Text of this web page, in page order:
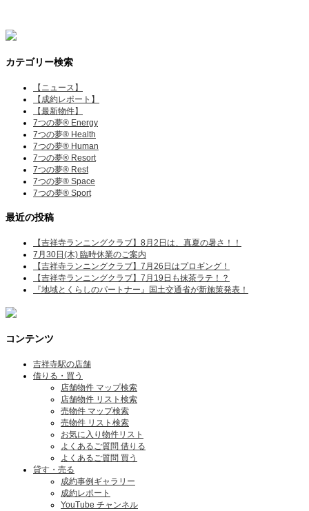
カテゴリー検索
【ニュース】
【成約レポート】
【最新物件】
7つの夢® Energy
7つの夢® Health
7つの夢® Human
7つの夢® Resort
7つの夢® Rest
7つの夢® Space
7つの夢® Sport
最近の投稿
【吉祥寺ランニングクラブ】8月2日は、真夏の暑さ！！
7月30日(木) 臨時休業のご案内
【吉祥寺ランニングクラブ】7月26日はプロギング！
【吉祥寺ランニングクラブ】7月19日も抹茶ラテ！？
『地域とくらしのパートナー』国土交通省が新施策発表！
コンテンツ
吉祥寺駅の店舗
借りる・買う
店舗物件 マップ検索
店舗物件 リスト検索
売物件 マップ検索
売物件 リスト検索
お気に入り物件リスト
よくあるご質問 借りる
よくあるご質問 買う
貸す・売る
成約事例ギャラリー
成約レポート
YouTube チャンネル